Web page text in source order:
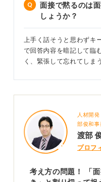
面接で黙るのは
しょうか？
上手く話そうと思わず
で回答内容を暗記して臨
く、緊張して忘れてしま
人材開
部俊和
渡部
プロフ
考え方の問題！ 「